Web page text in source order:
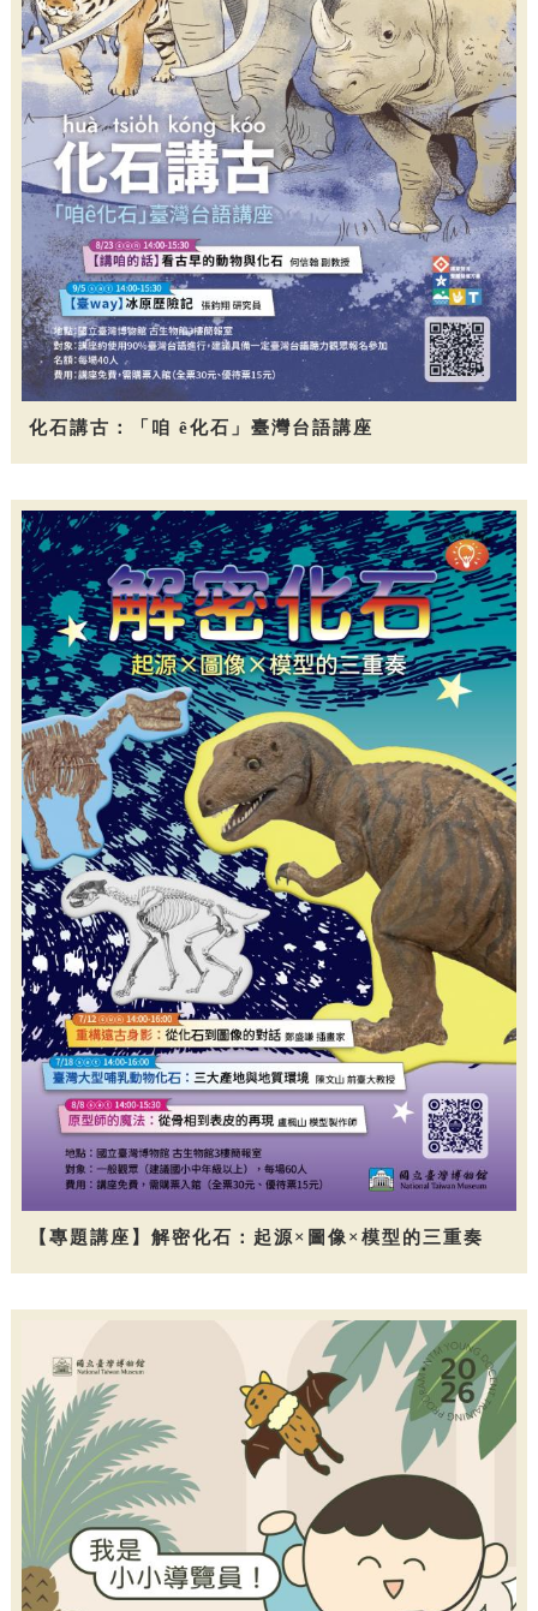
化石講古：「咱 ê化石」臺灣台語講座
【專題講座】解密化石：起源×圖像×模型的三重奏